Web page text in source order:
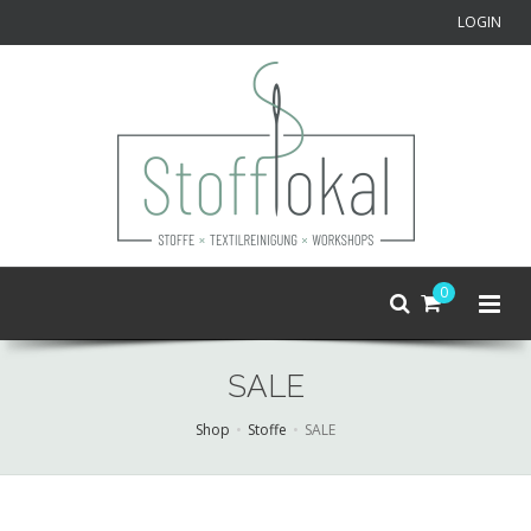
LOGIN
0
SALE
Shop Stoffe SALE